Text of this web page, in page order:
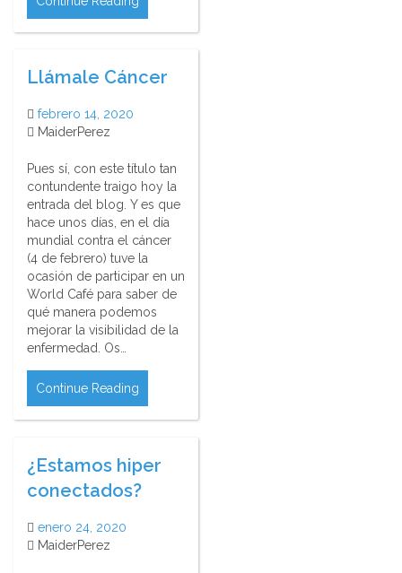
Llámale Cáncer
febrero 14, 2020
MaiderPerez
Pues sí, con este título tan
contundente traigo hoy la
entrada del blog. Y es que
hace unos días, en el día
mundial contra el cáncer
(4 de febrero) tuve la
ocasión de participar en un
World Café para saber de
qué manera podemos
mejorar la visibilidad de la
enfermedad. Os…
Continue Reading
¿Estamos hiper
conectados?
enero 24, 2020
MaiderPerez